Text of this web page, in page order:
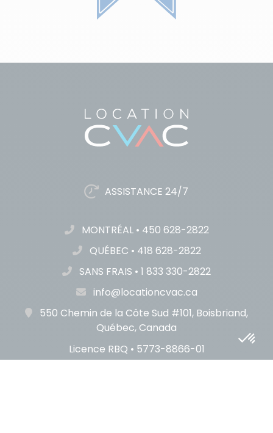
ASSISTANCE 24/7
MONTRÉAL • 450 628-2822
QUÉBEC • 418 628-2822
SANS FRAIS • 1 833 330-2822
info@locationcvac.ca
550 Chemin de la Côte Sud #101, Boisbriand,
Québec, Canada
Licence RBQ • 5773-8866-01